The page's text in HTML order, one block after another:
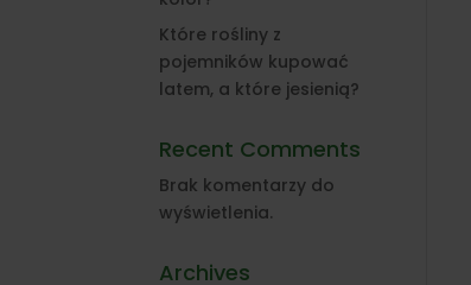
Które rośliny z
pojemników kupować
latem, a które jesienią?
Recent Comments
Brak komentarzy do
wyświetlenia.
Archives